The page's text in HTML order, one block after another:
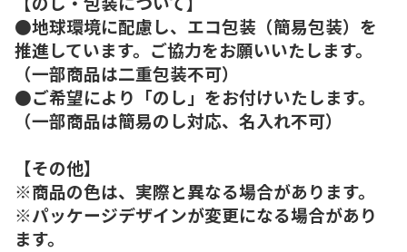
●地球環境に配慮し、エコ包装（簡易包装）を
推進しています。ご協力をお願いいたします。
（一部商品は二重包装不可）
●ご希望により「のし」をお付けいたします。
（一部商品は簡易のし対応、名入れ不可）
【その他】
※商品の色は、実際と異なる場合があります。
※パッケージデザインが変更になる場合があり
ます。